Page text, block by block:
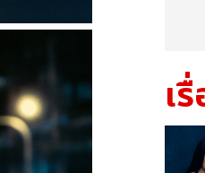
เ